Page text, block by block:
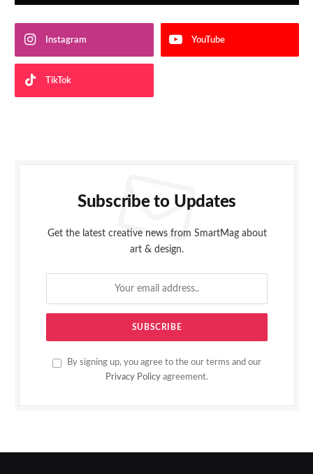
Instagram YouTube
TikTok
Subscribe to Updates
Get the latest creative news from SmartMag about
art & design.
By signing up, you agree to the our terms and our
Privacy Policy agreement.